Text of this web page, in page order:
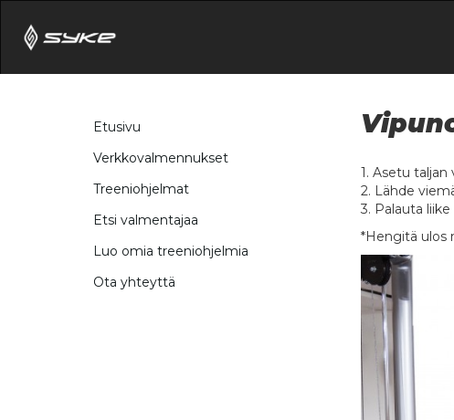
Etusivu
Verkkovalmennukset
Treeniohjelmat
Etsi valmentajaa
Luo omia treeniohjelmia
Ota yhteyttä
1. Asetu
2. Lähde
3. Palauta
*Hengitä ulos